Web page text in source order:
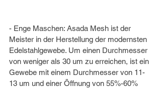
- Enge Maschen: Asada Mesh ist der
Meister in der Herstellung der modernsten
Edelstahlgewebe. Um einen Durchmesser
von weniger als 30 um zu erreichen, ist ein
Gewebe mit einem Durchmesser von 11-
13 um und einer Öffnung von 55%-60%